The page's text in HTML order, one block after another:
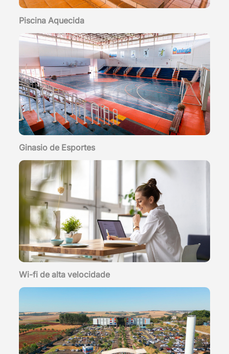
Piscina Aquecida
Ginasio de Esportes
Wi-fi de alta velocidade